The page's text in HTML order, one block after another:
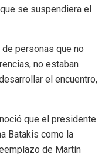
se suspendiera el
personas que no
no estaban
el encuentro,
que el presidente
Batakis como la
de Martín